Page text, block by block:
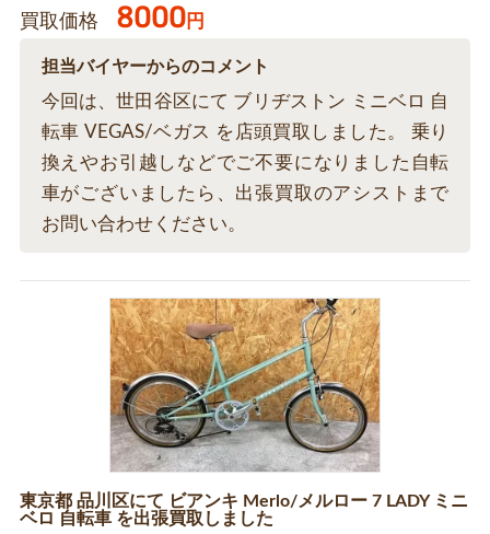
買取価格 8000円
担当バイヤーからのコメント
今回は、世田谷区にて ブリヂストン ミニベロ 自
転車 VEGAS/ベガス を店頭買取しました。 乗り
換えやお引越しなどでご不要になりました自転
車がございましたら、出張買取のアシストまで
お問い合わせください。
東京都 品川区にて ビアンキ Merlo/メルロー 7 LADY ミニ
ベロ 自転車 を出張買取しました